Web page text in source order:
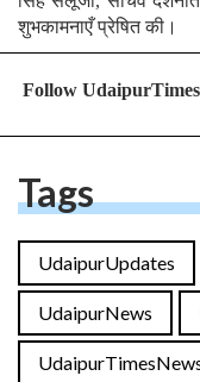
शुभकामनाएँ प्रेषित की।
Follow
Tags
UdaipurUpdates
UdaipurNews